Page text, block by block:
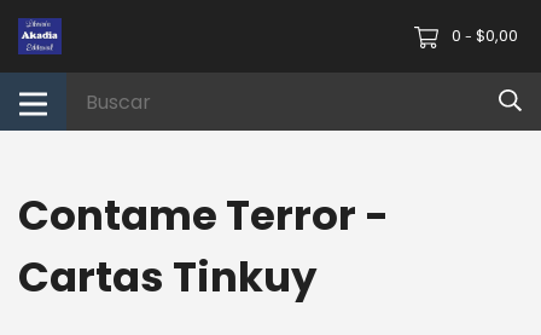
0 - $0,00
Contame Terror -
Cartas Tinkuy